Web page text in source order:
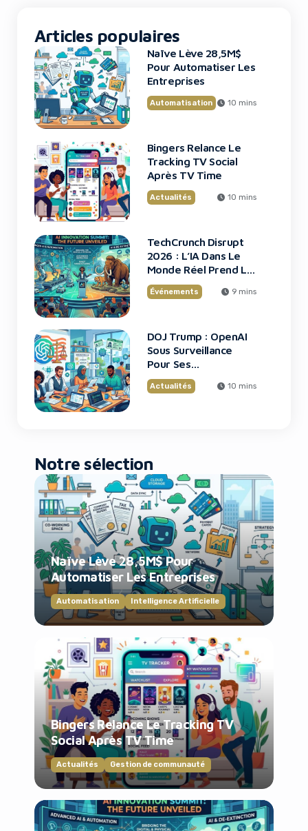
Articles populaires
Naïve Lève 28,5M$
Pour Automatiser Les
Entreprises
Automatisation 10 mins
Bingers Relance Le
Tracking TV Social
Après TV Time
Actualités 10 mins
TechCrunch Disrupt
2026 : L’IA Dans Le
Monde Réel Prend La
Scène
Événements 9 mins
DOJ Trump : OpenAI
Sous Surveillance
Pour Ses
Recrutements
Actualités 10 mins
Notre sélection
Naïve Lève 28,5M$ Pour
Automatiser Les Entreprises
Automatisation Intelligence Artificielle
Bingers Relance Le Tracking TV
Social Après TV Time
Actualités Gestion de communauté